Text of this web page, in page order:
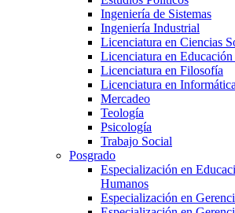
Ingeniería de Sistemas
Ingeniería Industrial
Licenciatura en Ciencias
Licenciatura en
Licenciatura en Filosofía
Licenciatura en Informática
Mercadeo
Teología
Psicología
Trabajo Social
Posgrado
Especialización en
Humanos
Especialización en